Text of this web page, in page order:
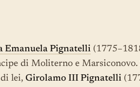
Emanuela Pignatelli
di Moliterno e Marsiconovo.
lei, Girolamo III Pignatelli